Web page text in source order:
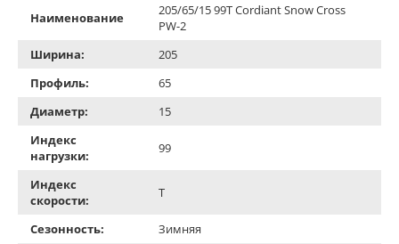
Наименование
205/65/15 99T Cordiant Snow Cross
PW-2
Ширина:
205
Профиль:
65
Диаметр:
15
Индекс
нагрузки:
99
Индекс
скорости:
T
Сезонность:
Зимняя